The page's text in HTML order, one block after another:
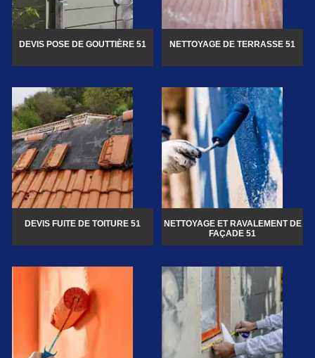
DEVIS POSE DE GOUTTIÈRE 51 NETTOYAGE DE TERRASSE 51
DEVIS FUITE DE TOITURE 51
NETTOYAGE ET RAVALEMENT DE
FAÇADE 51